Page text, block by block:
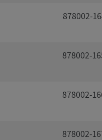
878002-
878002-
878002-
878002-